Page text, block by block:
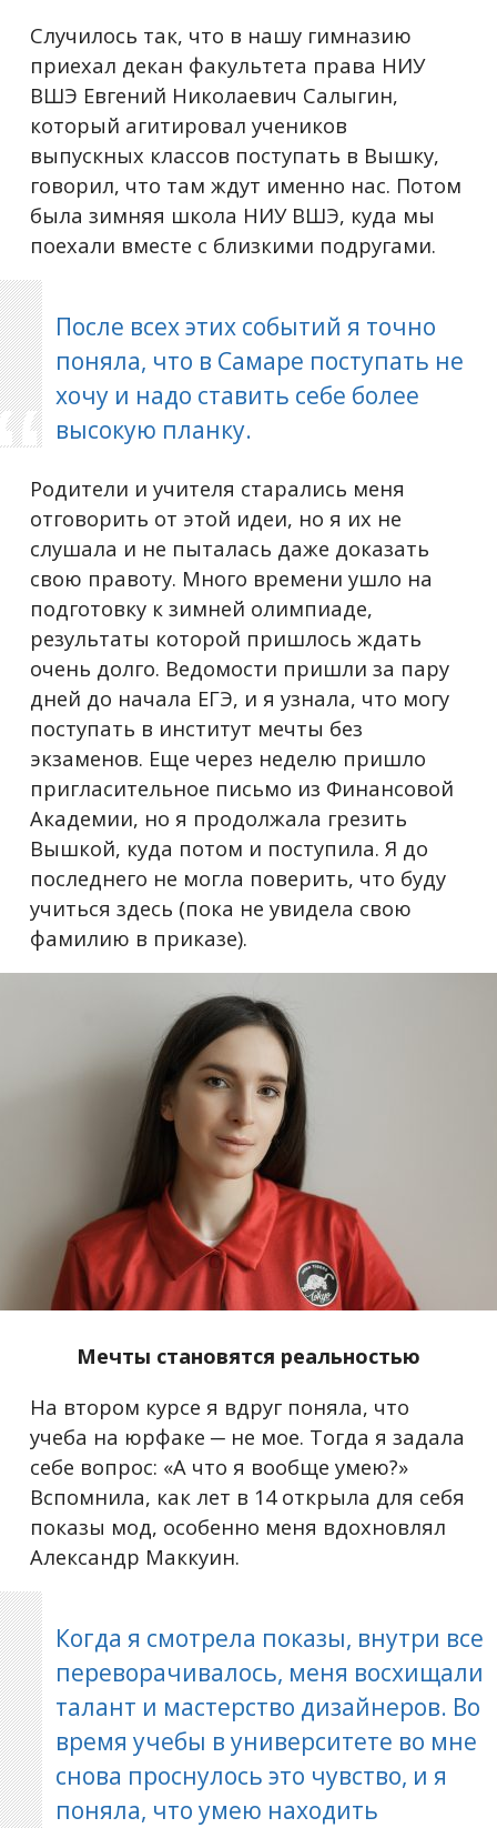
Случилось так, что в нашу гимназию
приехал декан факультета права НИУ
ВШЭ Евгений Николаевич Салыгин,
который агитировал учеников
выпускных классов поступать в Вышку,
говорил, что там ждут именно нас. Потом
была зимняя школа НИУ ВШЭ, куда мы
поехали вместе с близкими подругами.
После всех этих событий я точно
поняла, что в Самаре поступать не
хочу и надо ставить себе более
высокую планку.
Родители и учителя старались меня
отговорить от этой идеи, но я их не
слушала и не пыталась даже доказать
свою правоту. Много времени ушло на
подготовку к зимней олимпиаде,
результаты которой пришлось ждать
очень долго. Ведомости пришли за пару
дней до начала ЕГЭ, и я узнала, что могу
поступать в институт мечты без
экзаменов. Еще через неделю пришло
пригласительное письмо из Финансовой
Академии, но я продолжала грезить
Вышкой, куда потом и поступила. Я до
последнего не могла поверить, что буду
учиться здесь (пока не увидела свою
фамилию в приказе).
Мечты становятся реальностью
На втором курсе я вдруг поняла, что
учеба на юрфаке ─ не мое. Тогда я задала
себе вопрос: «А что я вообще умею?»
Вспомнила, как лет в 14 открыла для себя
показы мод, особенно меня вдохновлял
Александр Маккуин.
Когда я смотрела показы, внутри все
переворачивалось, меня восхищали
талант и мастерство дизайнеров. Во
время учебы в университете во мне
снова проснулось это чувство, и я
поняла, что умею находить